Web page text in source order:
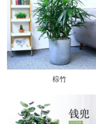
棕竹